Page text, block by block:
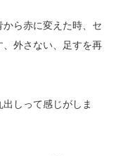
ら赤に変えた時、セ
、外さない、足すを再
しって感じがしま